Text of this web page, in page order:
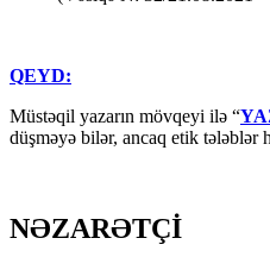
QEYD:
Müstəqil yazarın mövqeyi ilə “
düşməyə bilər, ancaq etik tələblər
NƏZARƏTÇİ